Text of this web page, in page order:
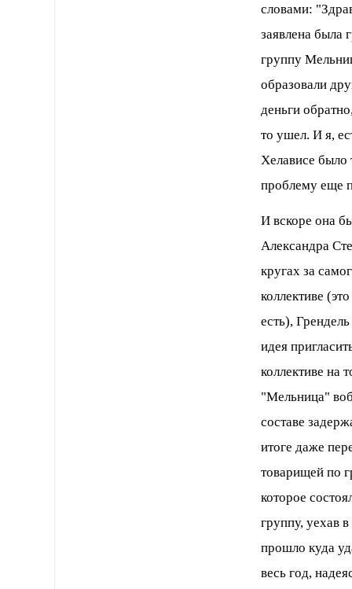
словами:
заявлена была
группу
образовали
деньги
то ушел. И я,
Хелависе было
проблему еще
И вскоре она
Александра
кругах за
коллективе
есть),
идея
коллективе на
"Мельница"
составе
итоге даже
товарищей по
которое
группу, уехав
прошло куда
весь год,